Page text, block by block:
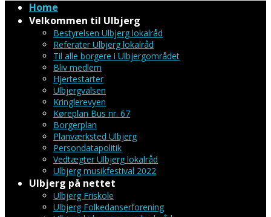
Home
Velkommen til Ulbjerg
Bestyrelsen Ulbjerg lokalråd
Referater Ulbjerg lokalråd
Til alle borgere i Ulbjergområdet
Bliv medlem
Hjertestarter
Ulbjergvalsen
Kringlerevyen
Køreplan Bus nr. 67
Borgerplan
Planværksted Ulbjerg
Persondatapolitik
Vedtægter Ulbjerg lokalråd
Ulbjerg musikfestival 2022
Ulbjerg på nettet
Ulbjerg Friskole
Ulbjerg Folkedanserforening